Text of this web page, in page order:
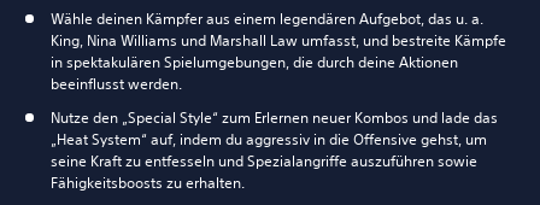
Wähle deinen Kämpfer aus einem legendären Aufgebot, das u. a.
King, Nina Williams und Marshall Law umfasst, und bestreite Kämpfe
in spektakulären Spielumgebungen, die durch deine Aktionen
beeinflusst werden.
Nutze den „Special Style“ zum Erlernen neuer Kombos und lade das
„Heat System“ auf, indem du aggressiv in die Offensive gehst, um
seine Kraft zu entfesseln und Spezialangriffe auszuführen sowie
Fähigkeitsboosts zu erhalten.